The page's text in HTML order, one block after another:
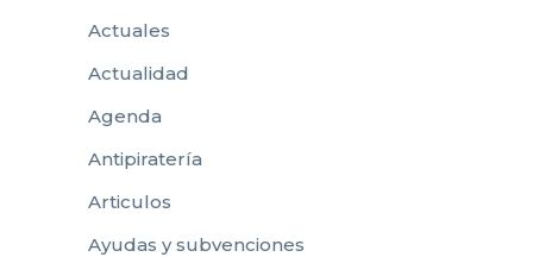
Actuales
Actualidad
Agenda
Antipiratería
Articulos
Ayudas y subvenciones